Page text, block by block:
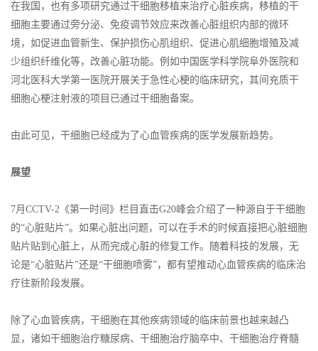
在我国，也有多项研究通过干细胞移植来治疗心脏疾病，移植的干
细胞主要通过旁分泌、免疫调节效应来改善心脏组织内部的微环
境，如促进血管新生、保护损伤心肌组织、促进心肌细胞增殖及减
少组织纤维化等，改善心脏功能。例如中国医学科学院阜外医院和
河北医科大学第一医院开展关于急性心梗的临床研究，其间充质干
细胞心梗注射液的项目已通过干细胞备案。
由此可见，干细胞已经成为了心血管疾病的医学发展新趋势。
展望
7月CCTV-2《第一时间》栏目直击G20峰会介绍了一种源自于干细胞
的“心脏贴片”。如果心脏出问题，可以在手术的时候直接把心脏细胞
贴片贴到心脏上，从而完成心脏的修复工作。随着科技的发展，无
论是“心脏贴片”还是“干细胞喷雾”，都有望推动心血管疾病的临床治
疗往新阶段发展。
除了心血管疾病，干细胞在其他疾病领域的临床前景也越来越凸
显，诸如干细胞治疗糖尿病、干细胞治疗脑卒中、干细胞治疗脊髓